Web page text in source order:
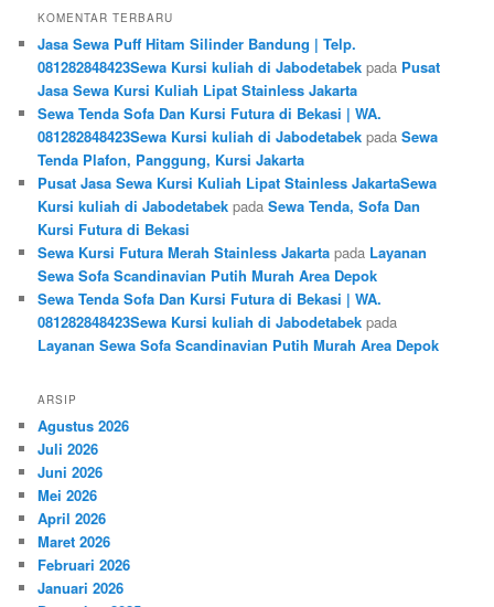
KOMENTAR TERBARU
Jasa Sewa Puff Hitam Silinder Bandung | Telp.
081282848423Sewa Kursi kuliah di Jabodetabek pada Pusat
Jasa Sewa Kursi Kuliah Lipat Stainless Jakarta
Sewa Tenda Sofa Dan Kursi Futura di Bekasi | WA.
081282848423Sewa Kursi kuliah di Jabodetabek padaSewa
Tenda Plafon, Panggung, Kursi Jakarta
Pusat Jasa Sewa Kursi Kuliah Lipat Stainless JakartaSewa
Kursi kuliah di Jabodetabek padaSewa Tenda, Sofa Dan
Kursi Futura di Bekasi
Sewa Kursi Futura Merah Stainless Jakarta pada Layanan
Sewa Sofa Scandinavian Putih Murah Area Depok
Sewa Tenda Sofa Dan Kursi Futura di Bekasi | WA.
081282848423Sewa Kursi kuliah di Jabodetabek pada
Layanan Sewa Sofa Scandinavian Putih Murah Area Depok
ARSIP
Agustus 2026
Juli 2026
Juni 2026
Mei 2026
April 2026
Maret 2026
Februari 2026
Januari 2026